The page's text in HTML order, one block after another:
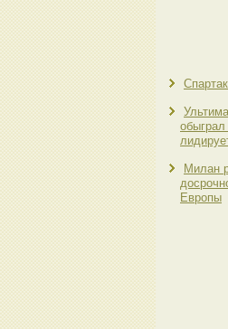
Милан
Европы